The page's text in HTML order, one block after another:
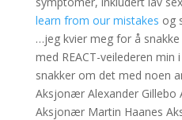
learn from our mistakes og
…jeg kvier meg for å
med REACT-veilederen
snakker om det med noen
Aksjonær Alexander Gillebo
Aksjonær Martin Haanes